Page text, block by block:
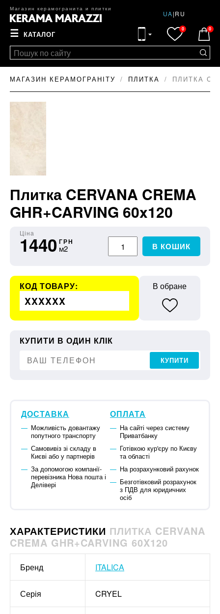
Магазин керамогранита и плитки
UA|RU
☰ КАТАЛОГ
0 0
МАГАЗИН КЕРАМОГРАНІТУ ПЛИТКА ПЛИТКА
Плитка CERVANA CREMA
GHR+CARVING 60x120
Ціна
1440 ГРН
м2 В КОШИК
КОД ТОВАРУ:
XXXXXX
В обране
КУПИТИ В ОДИН КЛІК
КУПИТИ
ДОСТАВКА
Можливість довантажу
попутного транспорту
Самовивіз зі складу в
Києві або у партнерів
За допомогою компанії-
перевізника Нова пошта і
Делівері
ОПЛАТА
На сайті через систему
Приватбанку
Готівкою кур'єру по Києву
та області
На розрахунковий рахунок
Безготівковий розрахунок
з ПДВ для юридичних
осіб
ХАРАКТЕРИСТИКИ ПЛИТКА CERVANA
CREMA GHR+CARVING 60X120
Бренд ITALICA
Серія CRYEL